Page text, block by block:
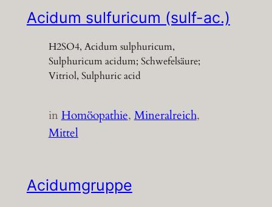
Acidum sulfuricum (sulf-ac.)
H2SO4, Acidum sulphuricum,
Sulphuricum acidum; Schwefelsäure;
Vitriol, Sulphuric acid
inHomöopathie, Mineralreich
Mittel
Acidumgruppe